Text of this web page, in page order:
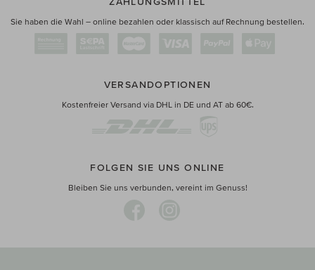
Sie haben die Wahl – online bezahlen oder klassisch auf Rechnung bestellen.
VERSANDOPTIONEN
Kostenfreier Versand via DHL in DE und AT ab 60€.
FOLGEN SIE UNS ONLINE
Bleiben Sie uns verbunden, vereint im Genuss!